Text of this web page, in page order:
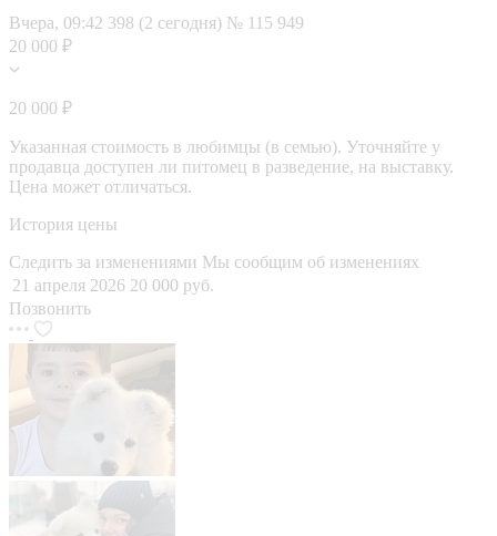
Вчера, 09:42 398 (2 сегодня) № 115 949
20 000 ₽
20 000 ₽
Указанная стоимость в любимцы (в семью). Уточняйте у
продавца доступен ли питомец в разведение, на выставку.
Цена может отличаться.
История цены
Следить за изменениями Мы сообщим об изменениях
21 апреля 2026 20 000 руб.
Позвонить